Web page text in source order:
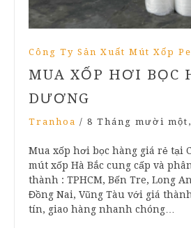
Công Ty Sản Xuất Mút Xốp
MUA XỐP HƠI BỌC
DƯƠNG
Tranhoa / 8 Tháng mười một,
Mua xốp hơi bọc hàng giá rẻ tại
mút xốp Hà Bắc cung cấp và
thành : TPHCM, Bến Tre, Long
Đồng Nai, Vũng Tàu với giá
tín, giao hàng nhanh chóng…